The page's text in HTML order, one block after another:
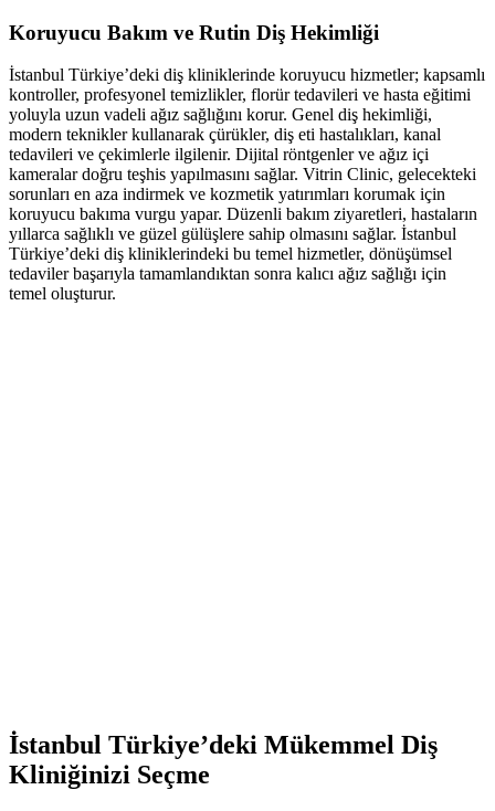
Koruyucu Bakım ve Rutin Diş Hekimliği
İstanbul Türkiye’deki diş kliniklerinde koruyucu hizmetler; kapsamlı
kontroller, profesyonel temizlikler, florür tedavileri ve hasta eğitimi
yoluyla uzun vadeli ağız sağlığını korur. Genel diş hekimliği,
modern teknikler kullanarak çürükler, diş eti hastalıkları, kanal
tedavileri ve çekimlerle ilgilenir. Dijital röntgenler ve ağız içi
kameralar doğru teşhis yapılmasını sağlar. Vitrin Clinic, gelecekteki
sorunları en aza indirmek ve kozmetik yatırımları korumak için
koruyucu bakıma vurgu yapar. Düzenli bakım ziyaretleri, hastaların
yıllarca sağlıklı ve güzel gülüşlere sahip olmasını sağlar. İstanbul
Türkiye’deki diş kliniklerindeki bu temel hizmetler, dönüşümsel
tedaviler başarıyla tamamlandıktan sonra kalıcı ağız sağlığı için
temel oluşturur.
İstanbul Türkiye’deki Mükemmel Diş
Kliniğinizi Seçme